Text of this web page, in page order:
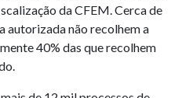
da CFEM. Cerca de
autorizada não recolhem a
40% das que recolhem